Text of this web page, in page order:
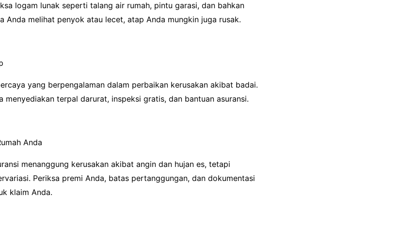
logam lunak seperti talang air rumah, pintu garasi, dan bahkan
Anda melihat penyok atau lecet, atap Anda mungkin juga rusak.
yang berpengalaman dalam perbaikan kerusakan akibat badai.
menyediakan terpal darurat, inspeksi gratis, dan bantuan asuransi.
Anda
menanggung kerusakan akibat angin dan hujan es, tetapi
Periksa premi Anda, batas pertanggungan, dan dokumentasi
klaim Anda.